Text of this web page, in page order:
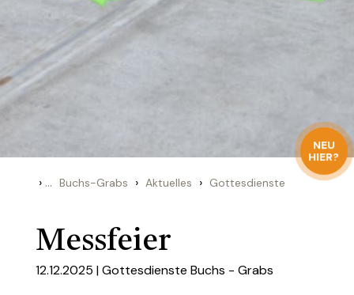
NEU
HIER?
› ... Buchs-Grabs › Aktuelles › Gottesdienste
Messfeier
12.12.2025 |Gottesdienste Buchs - Grabs